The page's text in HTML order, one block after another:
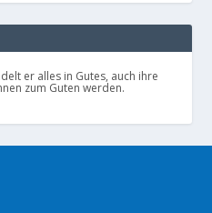
er alles in Gutes, auch ihre
zum Guten werden.